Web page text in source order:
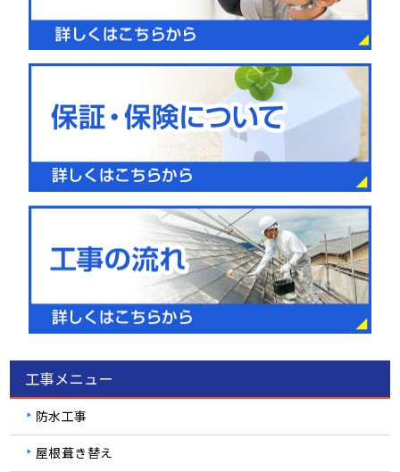
工事メニュー
防水工事
屋根葺き替え